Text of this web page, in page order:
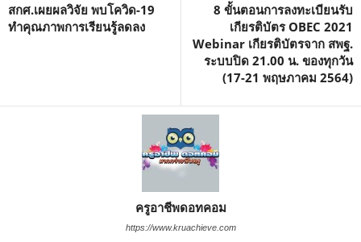
สกศ.เผยผลวิจัย พบโควิด-19
ทำคุณภาพการเรียนรู้ลดลง
8 ขั้นตอนการลงทะเบียนรับ
เกียรติบัตร OBEC 2021
Webinar เกียรติบัตรจาก สพฐ.
ระบบปิด 21.00 น. ของทุกวัน
(17-21 พฤษภาคม 2564)
ครูอาชีพดอทคอม
https://www.kruachieve.com